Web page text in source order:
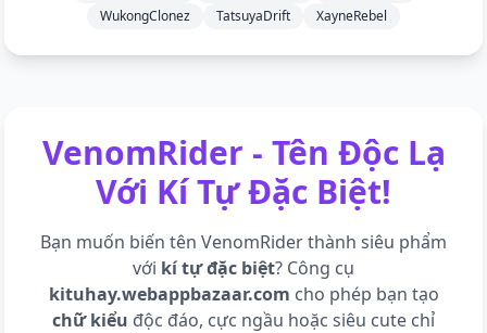
WukongClonez
TatsuyaDrift XayneRebel
VenomRider - Tên Độc Lạ
Với Kí Tự Đặc Biệt!
Bạn muốn biến tên VenomRiderthành siêu phẩm
với kí tự đặc biệt? Công cụ
kituhay.webappbazaar.com cho phép bạn tạo
chữ kiểu độc đáo, cực ngầu hoặc siêu cute chỉ